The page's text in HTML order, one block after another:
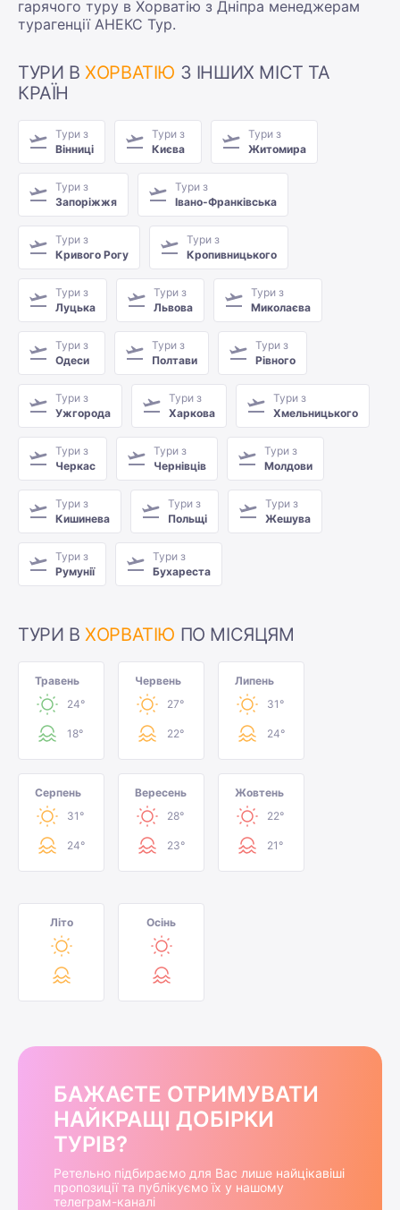
гарячого туру в Хорватію з Дніпра менеджерам
турагенції АНЕКС Тур.
ТУРИ ВХОРВАТІЮ З ІНШИХ МІСТ ТА
КРАЇН
Тури з
Вінниці
Тури з
Києва
Тури з
Житомира
Тури з
Запоріжжя
Тури з
Івано-Франківська
Тури з
Кривого Рогу
Тури з
Кропивницького
Тури з
Луцька
Тури з
Львова
Тури з
Миколаєва
Тури з
Одеси
Тури з
Полтави
Тури з
Рівного
Тури з
Ужгорода
Тури з
Харкова
Тури з
Хмельницького
Тури з
Черкас
Тури з
Чернівців
Тури з
Молдови
Тури з
Кишинева
Тури з
Польщі
Тури з
Жешува
Тури з
Румунії
Тури з
Бухареста
ТУРИ ВХОРВАТІЮ ПО МІСЯЦЯМ
Травень
24°
18°
Червень
27°
22°
Липень
31°
24°
Серпень
31°
24°
Вересень
28°
23°
Жовтень
22°
21°
Літо Осінь
БАЖАЄТЕ ОТРИМУВАТИ
НАЙКРАЩІ ДОБІРКИ
ТУРІВ?
Ретельно підбираємо для Вас лише найцікавіші
пропозиції та публікуємо їх у нашому
телеграм-каналі